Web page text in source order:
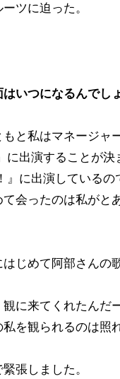
ツに迫った。
いつになるんでしょ
と私はマネージャ
に出演することが
』に出演している
会ったのは私がと
じめて阿部さんの
に来てくれたんだ
を観られるのは照
張しました。